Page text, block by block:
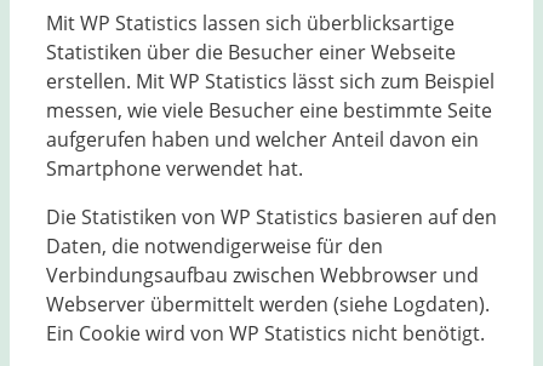
Mit WP Statistics lassen sich überblicksartige
Statistiken über die Besucher einer Webseite
erstellen. Mit WP Statistics lässt sich zum Beispiel
messen, wie viele Besucher eine bestimmte Seite
aufgerufen haben und welcher Anteil davon ein
Smartphone verwendet hat.
Die Statistiken von WP Statistics basieren auf den
Daten, die notwendigerweise für den
Verbindungsaufbau zwischen Webbrowser und
Webserver übermittelt werden (siehe Logdaten).
Ein Cookie wird von WP Statistics nicht benötigt.